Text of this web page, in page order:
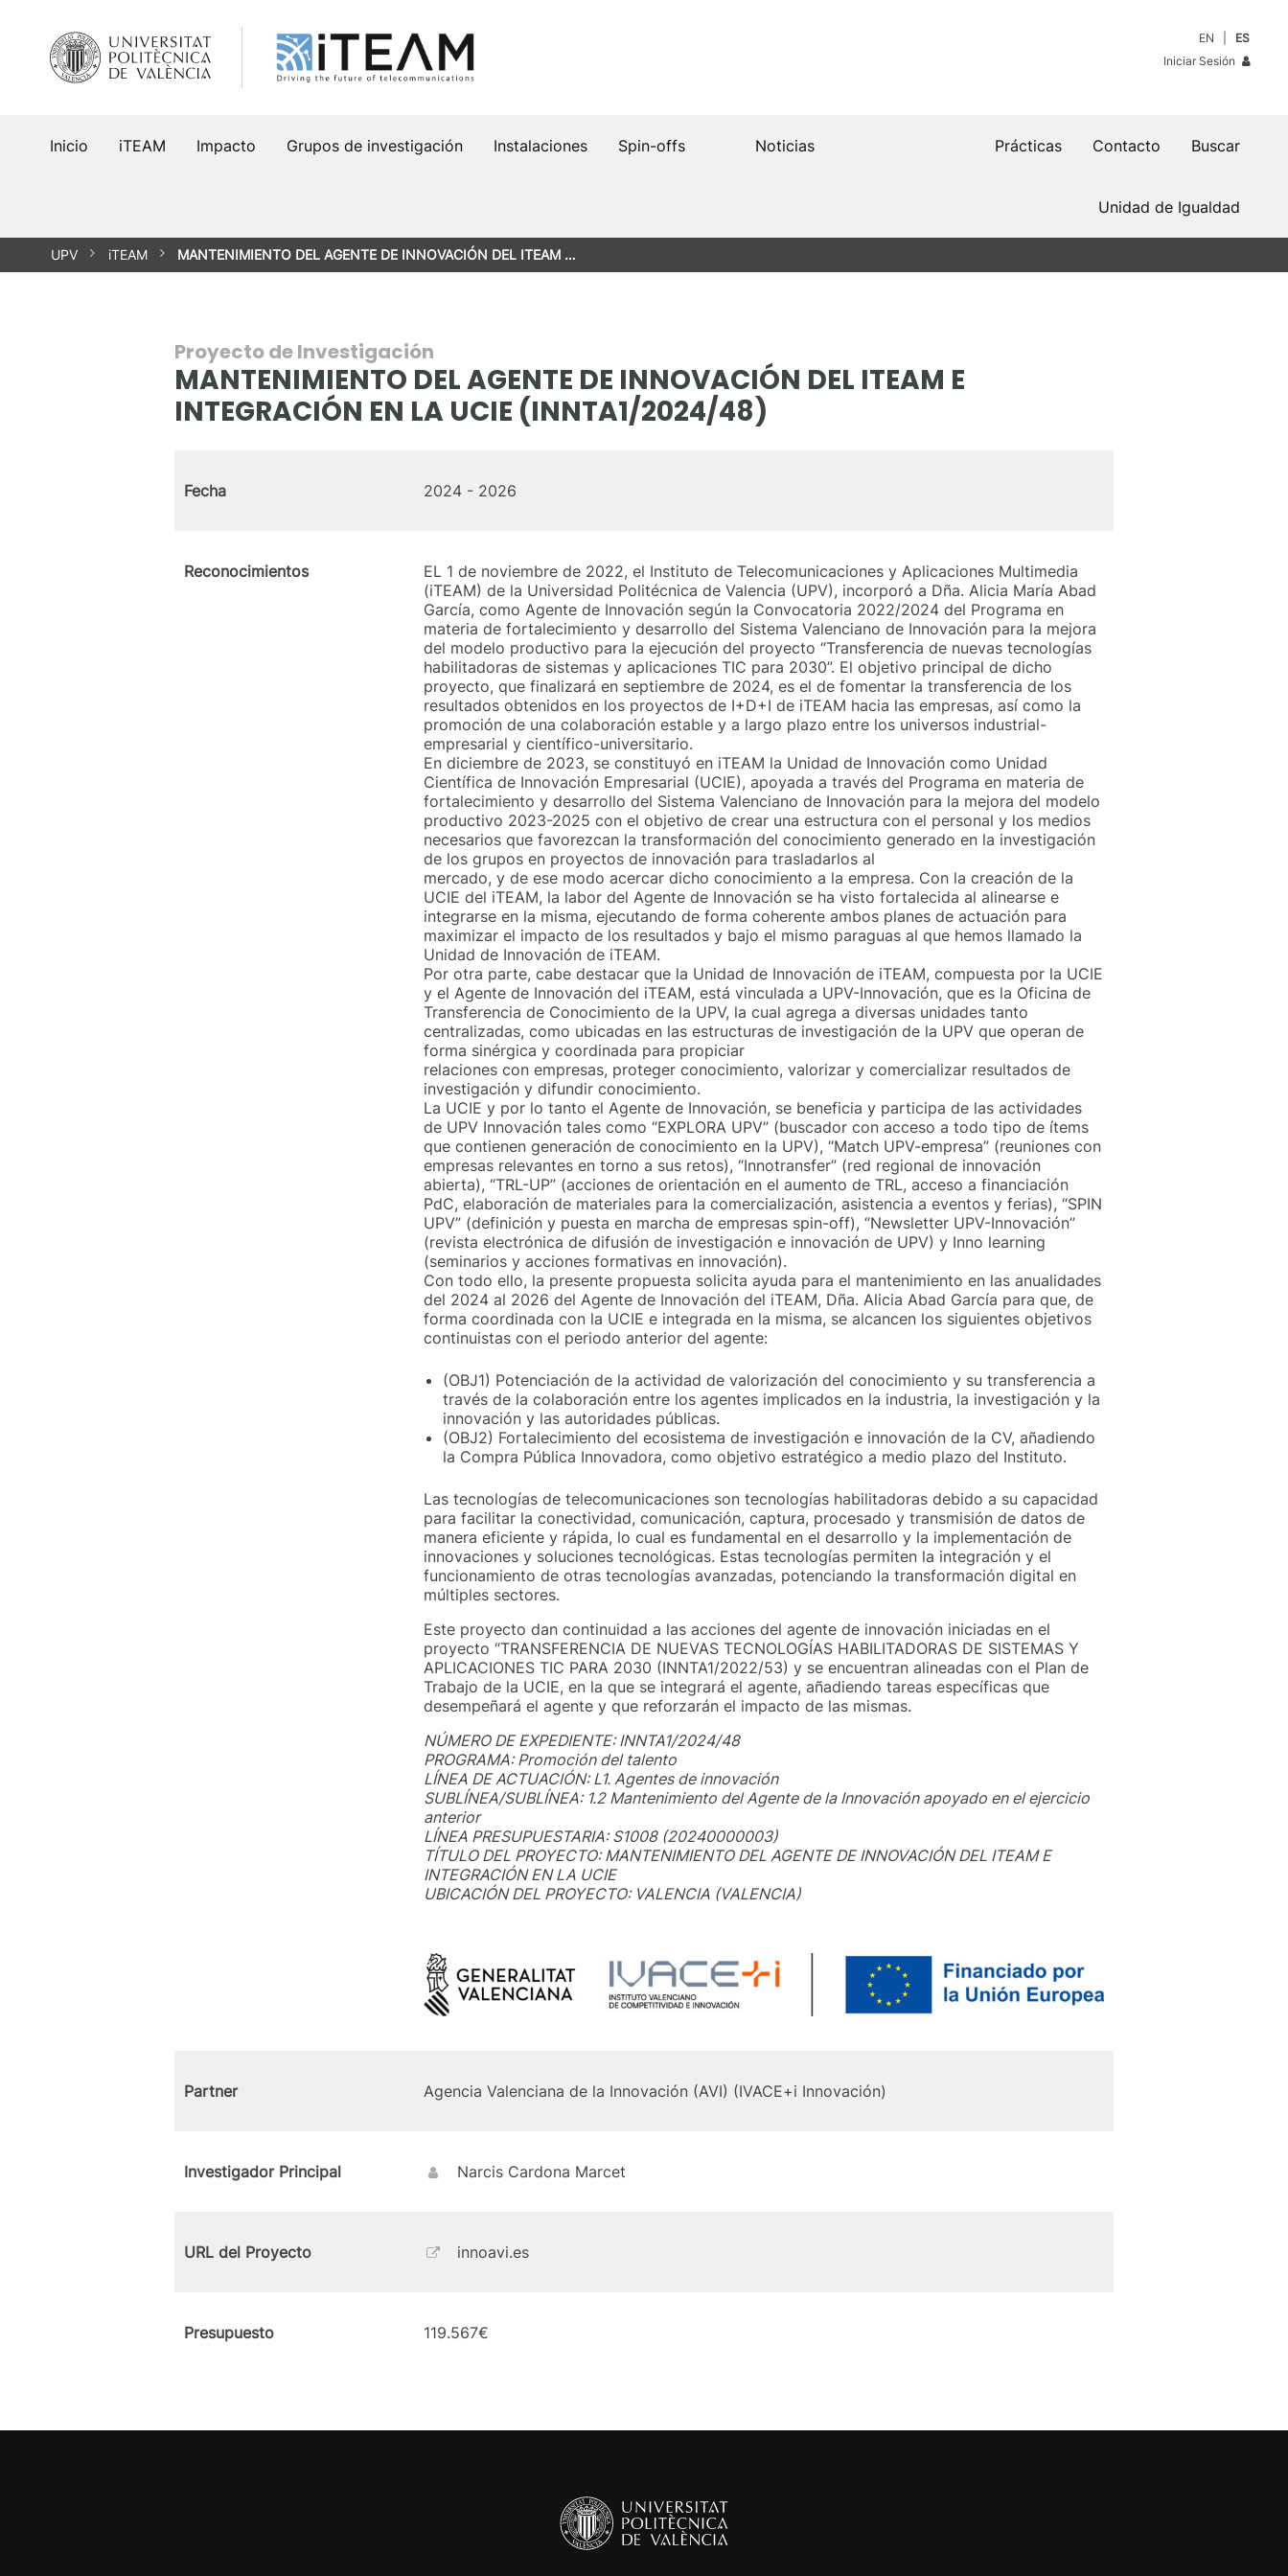
contenido
EN
ES
Iniciar Sesión
Inicio iTEAM Impacto Grupos de investigación Instalaciones Spin-offs Buscar
Contacto
Prácticas
Noticias
Unidad de Igualdad
UPV iTEAM MANTENIMIENTO DEL AGENTE DE INNOVACIÓN DEL ITEAM …
Proyecto de Investigación
MANTENIMIENTO DEL AGENTE DE INNOVACIÓN DEL ITEAM E
INTEGRACIÓN EN LA UCIE (INNTA1/2024/48)
Fecha 2024 - 2026
Reconocimientos
EL 1 de noviembre de 2022, el Instituto de Telecomunicaciones y Aplicaciones Multimedia
(iTEAM) de la Universidad Politécnica de Valencia (UPV), incorporó a Dña. Alicia María Abad
García, como Agente de Innovación según la Convocatoria 2022/2024 del Programa en
materia de fortalecimiento y desarrollo del Sistema Valenciano de Innovación para la mejora
del modelo productivo para la ejecución del proyecto “Transferencia de nuevas tecnologías
habilitadoras de sistemas y aplicaciones TIC para 2030”. El objetivo principal de dicho
proyecto, que finalizará en septiembre de 2024, es el de fomentar la transferencia de los
resultados obtenidos en los proyectos de I+D+I de iTEAM hacia las empresas, así como la
promoción de una colaboración estable y a largo plazo entre los universos industrial-
empresarial y científico-universitario.
En diciembre de 2023, se constituyó en iTEAM la Unidad de Innovación como Unidad
Científica de Innovación Empresarial (UCIE), apoyada a través del Programa en materia de
fortalecimiento y desarrollo del Sistema Valenciano de Innovación para la mejora del modelo
productivo 2023-2025 con el objetivo de crear una estructura con el personal y los medios
necesarios que favorezcan la transformación del conocimiento generado en la investigación
de los grupos en proyectos de innovación para trasladarlos al
mercado, y de ese modo acercar dicho conocimiento a la empresa. Con la creación de la
UCIE del iTEAM, la labor del Agente de Innovación se ha visto fortalecida al alinearse e
integrarse en la misma, ejecutando de forma coherente ambos planes de actuación para
maximizar el impacto de los resultados y bajo el mismo paraguas al que hemos llamado la
Unidad de Innovación de iTEAM.
Por otra parte, cabe destacar que la Unidad de Innovación de iTEAM, compuesta por la UCIE
y el Agente de Innovación del iTEAM, está vinculada a UPV-Innovación, que es la Oficina de
Transferencia de Conocimiento de la UPV, la cual agrega a diversas unidades tanto
centralizadas, como ubicadas en las estructuras de investigación de la UPV que operan de
forma sinérgica y coordinada para propiciar
relaciones con empresas, proteger conocimiento, valorizar y comercializar resultados de
investigación y difundir conocimiento.
La UCIE y por lo tanto el Agente de Innovación, se beneficia y participa de las actividades
de UPV Innovación tales como “EXPLORA UPV” (buscador con acceso a todo tipo de ítems
que contienen generación de conocimiento en la UPV), “Match UPV-empresa” (reuniones con
empresas relevantes en torno a sus retos), “Innotransfer” (red regional de innovación
abierta), “TRL-UP” (acciones de orientación en el aumento de TRL, acceso a financiación
PdC, elaboración de materiales para la comercialización, asistencia a eventos y ferias), “SPIN
UPV” (definición y puesta en marcha de empresas spin-off), “Newsletter UPV-Innovación”
(revista electrónica de difusión de investigación e innovación de UPV) y Inno learning
(seminarios y acciones formativas en innovación).
Con todo ello, la presente propuesta solicita ayuda para el mantenimiento en las anualidades
del 2024 al 2026 del Agente de Innovación del iTEAM, Dña. Alicia Abad García para que, de
forma coordinada con la UCIE e integrada en la misma, se alcancen los siguientes objetivos
continuistas con el periodo anterior del agente:
(OBJ1) Potenciación de la actividad de valorización del conocimiento y su transferencia a
través de la colaboración entre los agentes implicados en la industria, la investigación y la
innovación y las autoridades públicas.
(OBJ2) Fortalecimiento del ecosistema de investigación e innovación de la CV, añadiendo
la Compra Pública Innovadora, como objetivo estratégico a medio plazo del Instituto.
Las tecnologías de telecomunicaciones son tecnologías habilitadoras debido a su capacidad
para facilitar la conectividad, comunicación, captura, procesado y transmisión de datos de
manera eficiente y rápida, lo cual es fundamental en el desarrollo y la implementación de
innovaciones y soluciones tecnológicas. Estas tecnologías permiten la integración y el
funcionamiento de otras tecnologías avanzadas, potenciando la transformación digital en
múltiples sectores.
Este proyecto dan continuidad a las acciones del agente de innovación iniciadas en el
proyecto “TRANSFERENCIA DE NUEVAS TECNOLOGÍAS HABILITADORAS DE SISTEMAS Y
APLICACIONES TIC PARA 2030 (INNTA1/2022/53) y se encuentran alineadas con el Plan de
Trabajo de la UCIE, en la que se integrará el agente, añadiendo tareas específicas que
desempeñará el agente y que reforzarán el impacto de las mismas.
NÚMERO DE EXPEDIENTE: INNTA1/2024/48
PROGRAMA: Promoción del talento
LÍNEA DE ACTUACIÓN: L1. Agentes de innovación
SUBLÍNEA/SUBLÍNEA: 1.2 Mantenimiento del Agente de la Innovación apoyado en el ejercicio
anterior
LÍNEA PRESUPUESTARIA: S1008 (20240000003)
TÍTULO DEL PROYECTO: MANTENIMIENTO DEL AGENTE DE INNOVACIÓN DEL ITEAM E
INTEGRACIÓN EN LA UCIE
UBICACIÓN DEL PROYECTO: VALENCIA (VALENCIA)
Partner Agencia Valenciana de la Innovación (AVI) (IVACE+i Innovación)
Investigador Principal Narcis Cardona Marcet
URL del Proyecto innoavi.es
Presupuesto 119.567€